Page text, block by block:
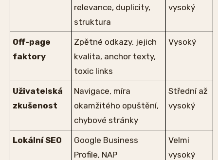
relevance, duplicity,
struktura
vysoký
Off-page
faktory
Zpětné odkazy, jejich
kvalita, anchor texty,
toxic links
Vysoký
Uživatelská
zkušenost
Navigace, míra
okamžitého opuštění,
chybové stránky
Střední až
vysoký
Lokální SEO
Google Business
Profile, NAP
Velmi
vysoký